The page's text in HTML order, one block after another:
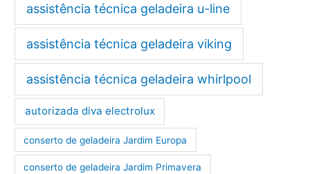
assistência técnica geladeira u-line
assistência técnica geladeira viking
assistência técnica geladeira whirlpool
autorizada diva electrolux
conserto de geladeira Jardim Europa
conserto de geladeira Jardim Primavera